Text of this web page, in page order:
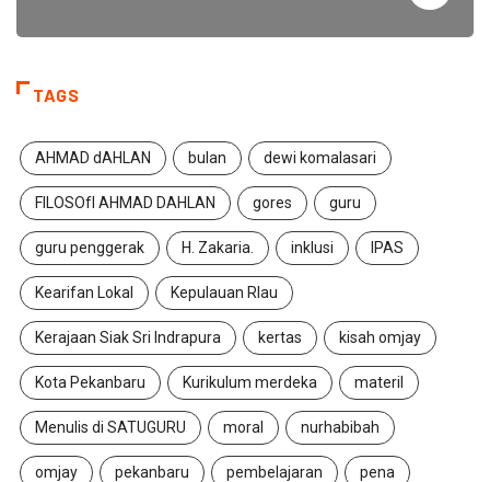
TAGS
AHMAD dAHLAN bulan dewi komalasari
FILOSOfI AHMAD DAHLAN gores guru
guru penggerak H. Zakaria. inklusi IPAS
Kearifan Lokal Kepulauan RIau
Kerajaan Siak Sri Indrapura kertas kisah omjay
Kota Pekanbaru Kurikulum merdeka materil
Menulis di SATUGURU moral nurhabibah
omjay pekanbaru pembelajaran pena